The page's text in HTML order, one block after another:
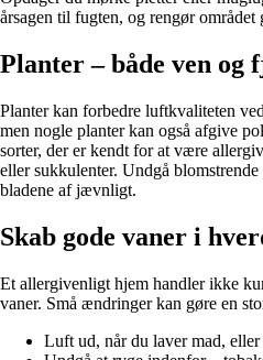
årsagen til fugten, og rengør området
Planter – både ven og
Planter kan forbedre luftkvaliteten
men nogle planter kan også afgive
sorter, der er kendt for at være
eller sukkulenter. Undgå
bladene af jævnligt.
Skab gode vaner i
Et allergivenligt hjem handler ikke
vaner. Små ændringer kan gøre en
Luft ud, når du laver mad, eller